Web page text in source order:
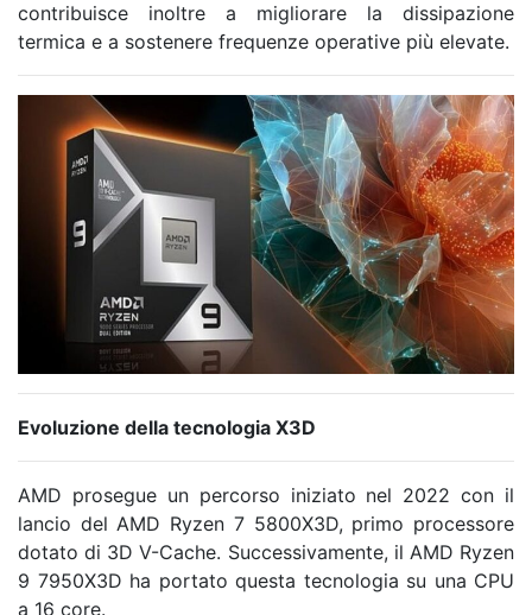
contribuisce inoltre a migliorare la dissipazione
termica e a sostenere frequenze operative più elevate.
Evoluzione della tecnologia X3D
AMD prosegue un percorso iniziato nel 2022 con il
lancio del AMD Ryzen 7 5800X3D, primo processore
dotato di 3D V-Cache. Successivamente, il AMD Ryzen
9 7950X3D ha portato questa tecnologia su una CPU
a 16 core.